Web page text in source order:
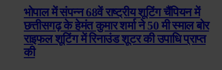
भोपाल में संपन्न 68वें राष्ट्रीय शूटिंग चैंपियन में
छत्तीसगढ़ के हेमंत कुमार शर्मा ने 50 मी स्माल बोर
राइफल शूटिंग में रिनाउंड शूटर की उपाधि प्राप्त
की